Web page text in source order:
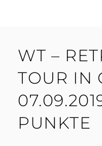
WT –
TOUR IN
PUNKTE